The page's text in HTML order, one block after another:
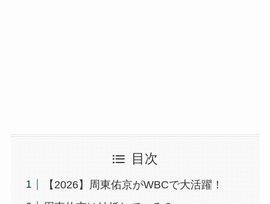
目次
【2026】周東佑京がWBCで大活躍！